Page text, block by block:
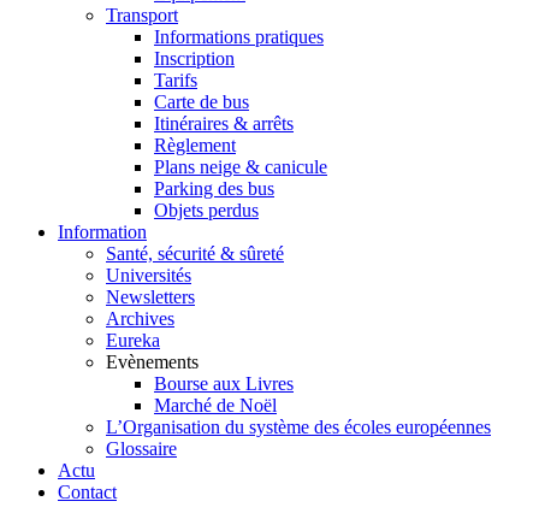
Transport
Informations pratiques
Inscription
Tarifs
Carte de bus
Itinéraires & arrêts
Règlement
Plans neige & canicule
Parking des bus
Objets perdus
Information
Santé, sécurité & sûreté
Universités
Newsletters
Archives
Eureka
Evènements
Bourse aux Livres
Marché de Noël
L’Organisation du système des écoles européennes
Glossaire
Actu
Contact